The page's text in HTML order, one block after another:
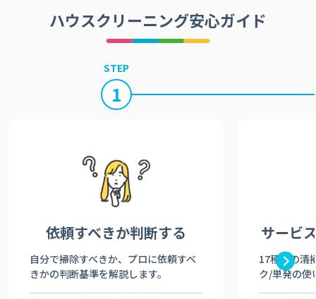
ハウスクリーニング安心ガイド
STEP
1
依頼すべきか判断する
自分で掃除すべきか、プロに依頼すべ
きかの判断基準を解説します。
サービ
17種類の清
ク/単発の使